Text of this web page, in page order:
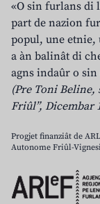
«O sin furlans di
part de nazion
popul, une etnie,
a àn balinât di
agns indaûr o
(Pre Toni
Friûl”, Dicembar
Progjet finanziât de
Autonome Friûl-